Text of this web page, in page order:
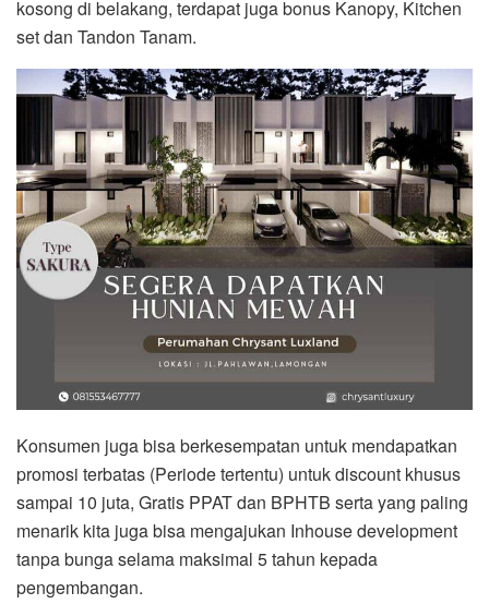
kosong di belakang, terdapat juga bonus Kanopy, Kitchen
set dan Tandon Tanam.
Konsumen juga bisa berkesempatan untuk mendapatkan
promosi terbatas (Periode tertentu) untuk discount khusus
sampai 10 juta, Gratis PPAT dan BPHTB serta yang paling
menarik kita juga bisa mengajukan Inhouse development
tanpa bunga selama maksimal 5 tahun kepada
pengembangan.